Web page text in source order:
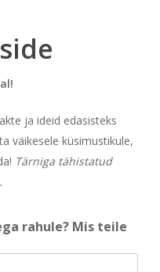
ja ideid edasisteks
väikesele küsimustikule,
Tärniga tähistatud
rahule? Mis teile